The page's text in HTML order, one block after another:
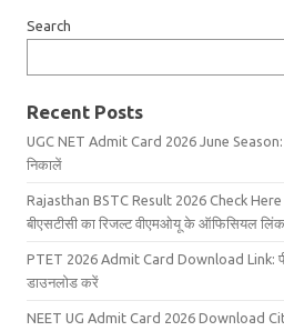
Search
Recent Posts
UGC NET Admit Card 2026 June Season:
निकालें
Rajasthan BSTC Result 2026 Check
बीएसटीसी का रिजल्ट वीएमओयू के ऑफिसियल
PTET 2026 Admit Card Download Link:
डाउनलोड करें
NEET UG Admit Card 2026 Download